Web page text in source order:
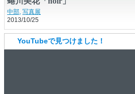
YouTubeで見つけました！